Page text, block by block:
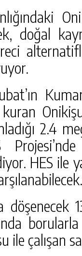
doğal
2.4
HES ile
döşenecek
ile çalışan